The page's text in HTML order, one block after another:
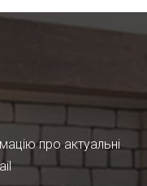
про актуальні